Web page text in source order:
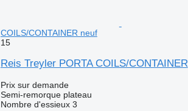
COILS/CONTAINER neuf
15
Reis Treyler PORTA COILS/CONTAINER
Prix sur demande
Semi-remorque plateau
Nombre d'essieux 3